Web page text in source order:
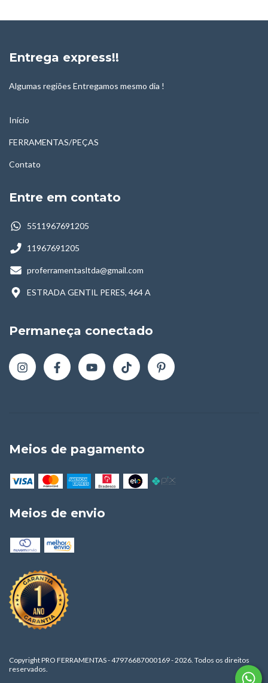
Entrega express!!
Algumas regiões Entregamos mesmo dia !
Início
FERRAMENTAS/PEÇAS
Contato
Entre em contato
5511967691205
11967691205
proferramentasltda@gmail.com
ESTRADA GENTIL PERES, 464 A
Permaneça conectado
Meios de pagamento
Meios de envio
Copyright PRO FERRAMENTAS - 47976687000169 - 2026. Todos os direitos
reservados.